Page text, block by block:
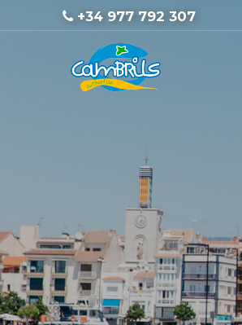
+34 977 792 307